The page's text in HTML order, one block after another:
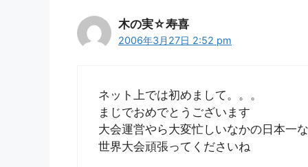
木の実☆寿喜
2006年3月27日 2:52 pm
ネット上では初めまして。。。
まじでおめでとうございます
大会運営やら大変忙しいなかの日本一
世界大会頑張ってくださいね